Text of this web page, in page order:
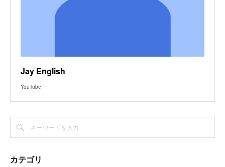
Jay English
YouTube
カテゴリ